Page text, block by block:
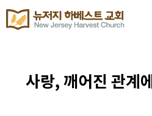
사랑, 깨어진 관계